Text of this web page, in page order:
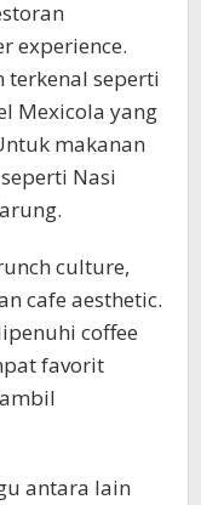
experience.
terkenal seperti
Mexicola yang
makanan
Nasi
culture,
cafe aesthetic.
coffee
favorit
antara lain